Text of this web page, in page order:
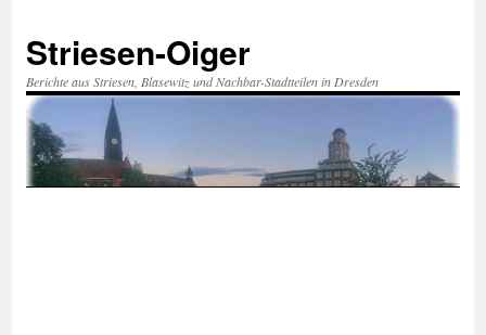
springen
Striesen-Oiger
Berichte aus Striesen, Blasewitz und Nachbar-Stadtteilen in Dresden